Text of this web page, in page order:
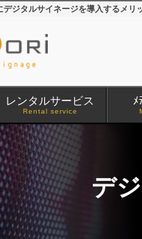
ジタルサイネージを導入するメリ
レンタルサービス
Rental service
ﾒ
デ